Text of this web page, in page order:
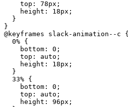
    top: 78px;
    height: 18px;
  }
}
@keyframes slack-animation--c {
  0% {
    bottom: 0;
    top: auto;
    height: 18px;
  }
  33% {
    bottom: 0;
    top: auto;
    height: 96px;